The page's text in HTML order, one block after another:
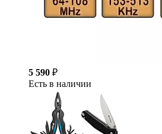
5 590 ₽
Есть в наличии